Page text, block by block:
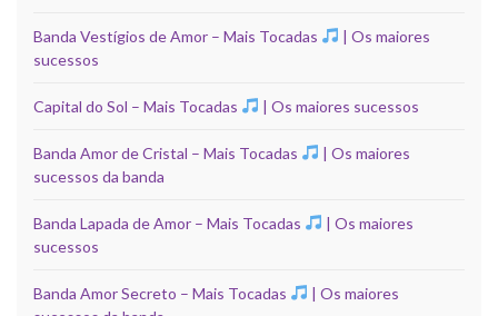
Banda Vestígios de Amor – Mais Tocadas
| Os maiores
sucessos
Capital do Sol – Mais Tocadas | Os maiores sucessos
Banda Amor de Cristal – Mais Tocadas
| Os maiores
sucessos da banda
Banda Lapada de Amor – Mais Tocadas
| Os maiores
sucessos
Banda Amor Secreto – Mais Tocadas
| Os maiores